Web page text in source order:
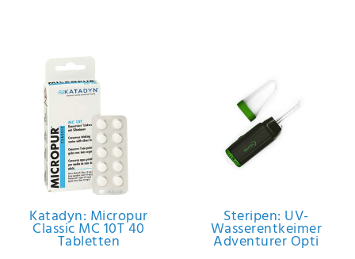
Katadyn: Micropur
Classic MC 10T 40
Tabletten
Steripen: UV-
Wasserentkeimer
Adventurer Opti